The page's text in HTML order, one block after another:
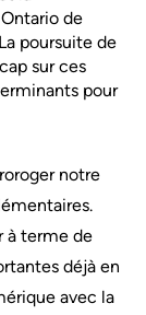
de
poursuite de
sur ces
pour
notre
à terme de
déjà en
avec la